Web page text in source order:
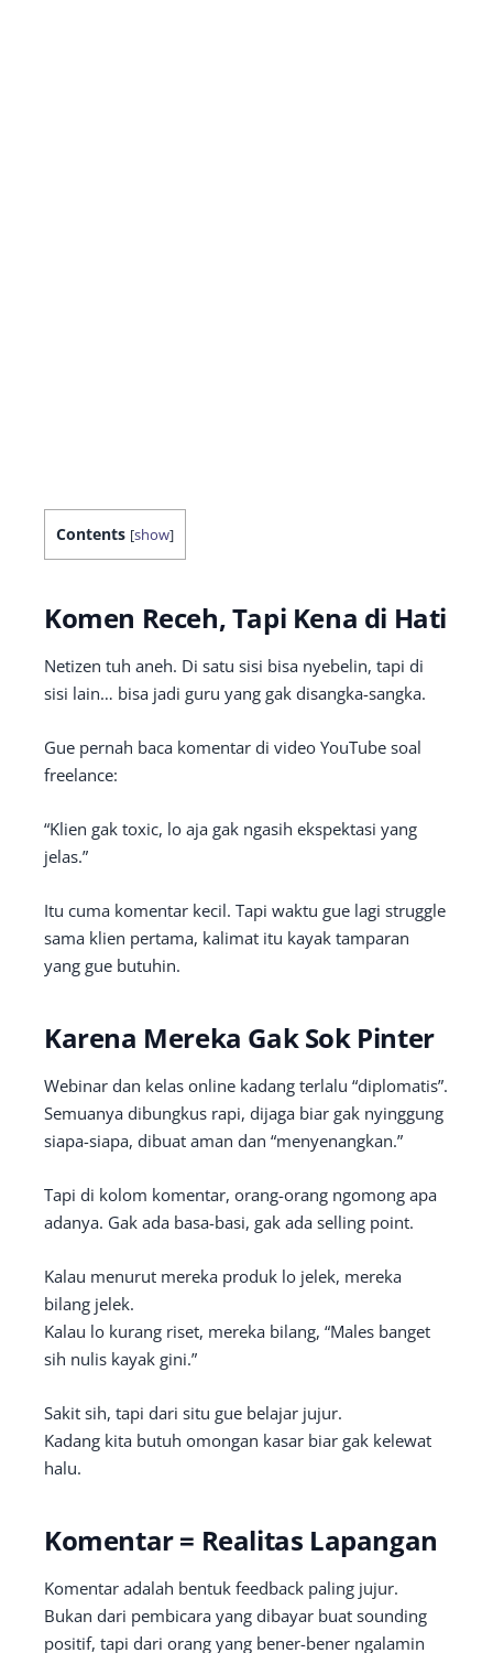
Contents [show]
Komen Receh, Tapi Kena di Hati
Netizen tuh aneh. Di satu sisi bisa nyebelin, tapi di
sisi lain… bisa jadi guru yang gak disangka-sangka.
Gue pernah baca komentar di video YouTube soal
freelance:
“Klien gak toxic, lo aja gak ngasih ekspektasi yang
jelas.”
Itu cuma komentar kecil. Tapi waktu gue lagi struggle
sama klien pertama, kalimat itu kayak tamparan
yang gue butuhin.
Karena Mereka Gak Sok Pinter
Webinar dan kelas online kadang terlalu “diplomatis”.
Semuanya dibungkus rapi, dijaga biar gak nyinggung
siapa-siapa, dibuat aman dan “menyenangkan.”
Tapi di kolom komentar, orang-orang ngomong apa
adanya. Gak ada basa-basi, gak ada selling point.
Kalau menurut mereka produk lo jelek, mereka
bilang jelek.
Kalau lo kurang riset, mereka bilang, “Males banget
sih nulis kayak gini.”
Sakit sih, tapi dari situ gue belajar jujur.
Kadang kita butuh omongan kasar biar gak kelewat
halu.
Komentar = Realitas Lapangan
Komentar adalah bentuk feedback paling jujur.
Bukan dari pembicara yang dibayar buat sounding
positif, tapi dari orang yang bener-bener ngalamin